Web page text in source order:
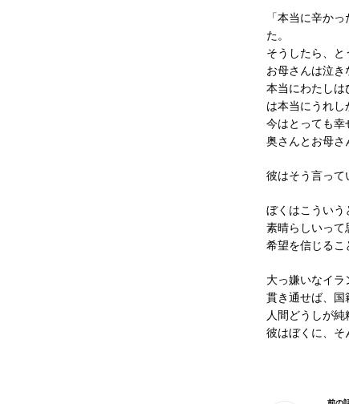
「本当に辛か
た。
そうしたら、と
お母さんは泣き
本当にわたし
は本当にうれし
今はとっても
奥さんとお母さ
彼はそう言って
ぼくはこういう
素晴らしいって
希望を信じるこ
大っ嫌いなイラ
貫き通せば、国
人間どうしが
彼はぼくに、そ